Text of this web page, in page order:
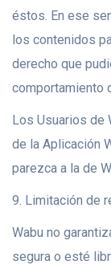
éstos. En ese
los contenidos
derecho que
comportamiento
Los Usuarios de
de la Aplicación
parezca a la de
9. Limitación de
Wabu no
segura o esté